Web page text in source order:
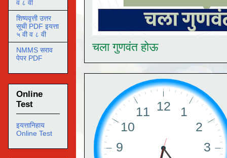
चला गुणवंत होऊ
व ८ वी
शिष्यवृत्ती उत्तर
सूची PDF इयत्ता
५ वी व ८ वी
NMMS सराव
पेपर PDF
Online
Test
इयत्तानिहाय
Online Test